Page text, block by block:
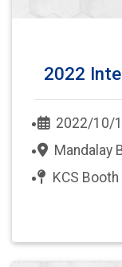
2022
2022/10/
Mandalay
KCS